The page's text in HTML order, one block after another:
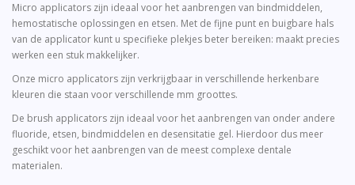
Micro applicators zijn ideaal voor het aanbrengen van bindmiddelen,
hemostatische oplossingen en etsen. Met de fijne punt en buigbare hals
van de applicator kunt u specifieke plekjes beter bereiken: maakt precies
werken een stuk makkelijker.
Onze micro applicators zijn verkrijgbaar in verschillende herkenbare
kleuren die staan voor verschillende mm groottes.
De brush applicators zijn ideaal voor het aanbrengen van onder andere
fluoride, etsen, bindmiddelen en desensitatie gel. Hierdoor dus meer
geschikt voor het aanbrengen van de meest complexe dentale
materialen.